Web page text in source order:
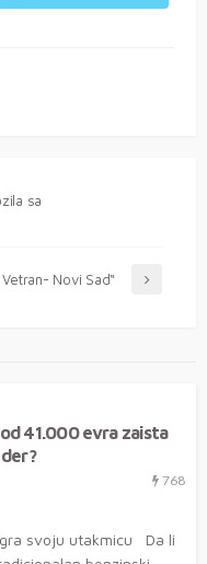
sa
Novi Sad“
41.000 evra zaista
768
svoju utakmicu Da li